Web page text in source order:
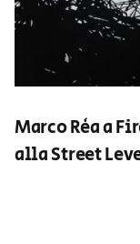
Marco Rèa a
alla Street